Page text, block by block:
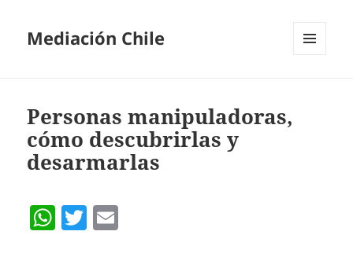
Mediación Chile
Personas manipuladoras,
cómo descubrirlas y
desarmarlas
W T